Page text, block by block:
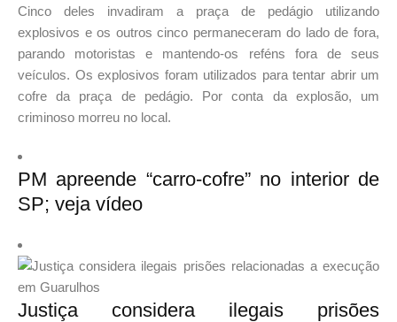
Cinco deles invadiram a praça de pedágio utilizando
explosivos e os outros cinco permaneceram do lado de fora,
parando motoristas e mantendo-os reféns fora de seus
veículos. Os explosivos foram utilizados para tentar abrir um
cofre da praça de pedágio. Por conta da explosão, um
criminoso morreu no local.
PM apreende “carro-cofre” no interior de
SP; veja vídeo
Justiça considera ilegais prisões